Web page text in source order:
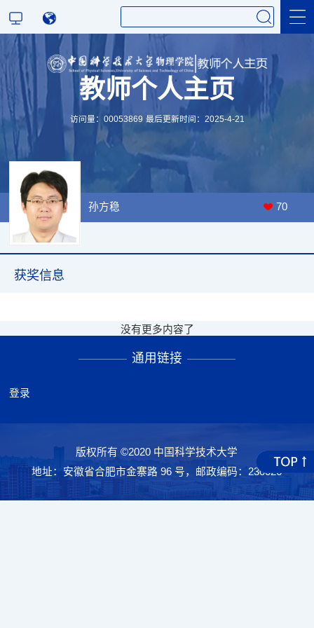
科学研究
教师个人主页
访问量： 00053869 最后更新时间： 2025-4-21
孙方稳 70
获奖信息
没有更多内容了
通用链接
登录
版权所有 ©2020 中国科学技术大学
地址：安徽省合肥市金寨路 96 号，邮政编码：230026